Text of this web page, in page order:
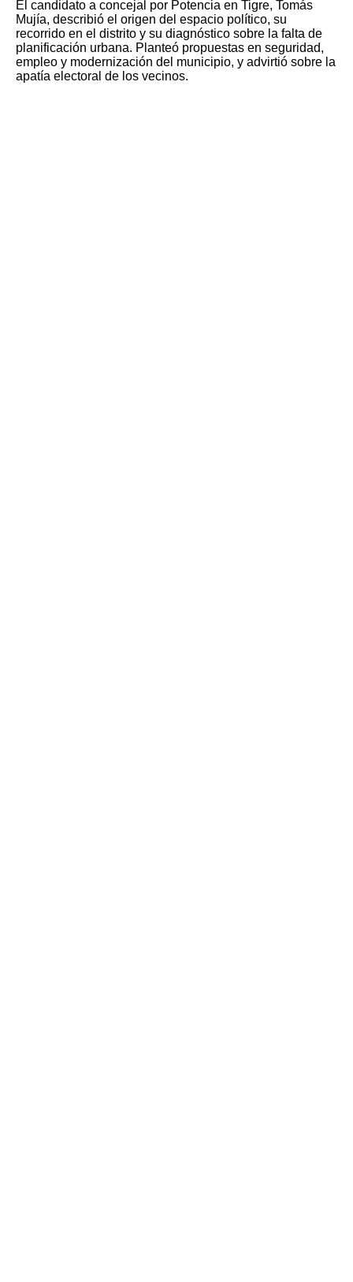
El candidato a concejal por Potencia en Tigre, Tomás
Mujía, describió el origen del espacio político, su
recorrido en el distrito y su diagnóstico sobre la falta de
planificación urbana. Planteó propuestas en seguridad,
empleo y modernización del municipio, y advirtió sobre la
apatía electoral de los vecinos.